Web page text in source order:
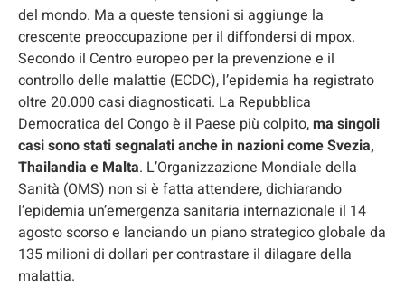
del mondo. Ma a queste tensioni si aggiunge la
crescente preoccupazione per il diffondersi di mpox.
Secondo il Centro europeo per la prevenzione e il
controllo delle malattie (ECDC), l’epidemia ha registrato
oltre 20.000 casi diagnosticati. La Repubblica
Democratica del Congo è il Paese più colpito,ma singoli
casi sono stati segnalati anche in nazioni come Svezia,
Thailandia e Malta. L’Organizzazione Mondiale della
Sanità (OMS) non si è fatta attendere, dichiarando
l’epidemia un’emergenza sanitaria internazionale il 14
agosto scorso e lanciando un piano strategico globale da
135 milioni di dollari per contrastare il dilagare della
malattia.